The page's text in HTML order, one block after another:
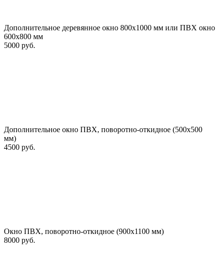
Дополнительное деревянное окно 800х1000 мм или ПВХ окно
600х800 мм
5000 руб.
Дополнительное окно ПВХ, поворотно-откидное (500х500
мм)
4500 руб.
Окно ПВХ, поворотно-откидное (900х1100 мм)
8000 руб.